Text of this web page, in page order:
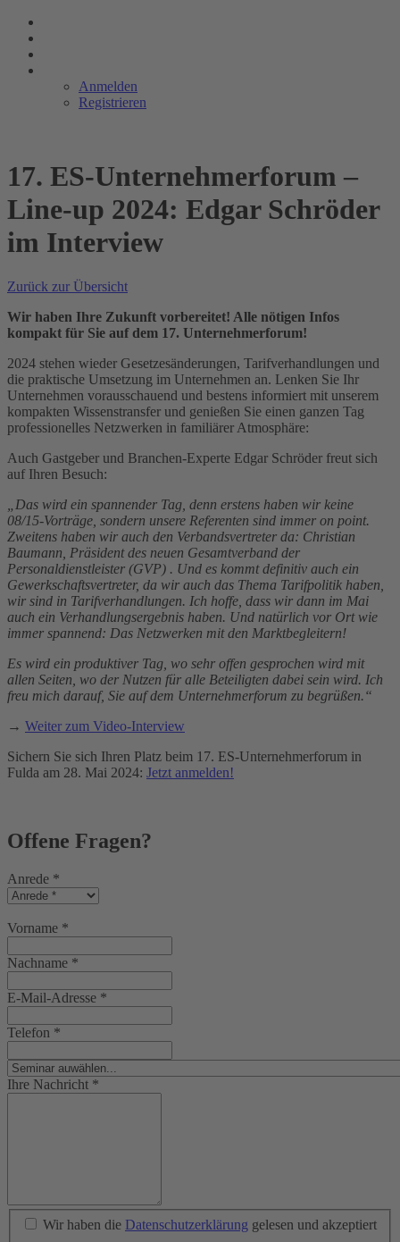
Anmelden
Registrieren
17. ES-Unternehmerforum –
Line-up 2024: Edgar Schröder
im Interview
Zurück zur Übersicht
Wir haben Ihre Zukunft vorbereitet! Alle nötigen Infos
kompakt für Sie auf dem 17. Unternehmerforum!
2024 stehen wieder Gesetzesänderungen, Tarifverhandlungen und
die praktische Umsetzung im Unternehmen an. Lenken Sie Ihr
Unternehmen vorausschauend und bestens informiert mit unserem
kompakten Wissenstransfer und genießen Sie einen ganzen Tag
professionelles Netzwerken in familiärer Atmosphäre:
Auch Gastgeber und Branchen-Experte Edgar Schröder freut sich
auf Ihren Besuch:
„Das wird ein spannender Tag, denn erstens haben wir keine
08/15-Vorträge, sondern unsere Referenten sind immer on point.
Zweitens haben wir auch den Verbandsvertreter da: Christian
Baumann, Präsident des neuen Gesamtverband der
Personaldienstleister (GVP) . Und es kommt definitiv auch ein
Gewerkschaftsvertreter, da wir auch das Thema Tarifpolitik haben,
wir sind in Tarifverhandlungen. Ich hoffe, dass wir dann im Mai
auch ein Verhandlungsergebnis haben. Und natürlich vor Ort wie
immer spannend: Das Netzwerken mit den Marktbegleitern!
Es wird ein produktiver Tag, wo sehr offen gesprochen wird mit
allen Seiten, wo der Nutzen für alle Beteiligten dabei sein wird. Ich
freu mich darauf, Sie auf dem Unternehmerforum zu begrüßen.“
→ Weiter zum Video-Interview
Sichern Sie sich Ihren Platz beim 17. ES-Unternehmerforum in
Fulda am 28. Mai 2024: Jetzt anmelden!
Offene Fragen?
Anrede *
Vorname *
Nachname *
E-Mail-Adresse *
Telefon *
Ihre Nachricht *
Wir haben die Datenschutzerklärung gelesen und akzeptiert